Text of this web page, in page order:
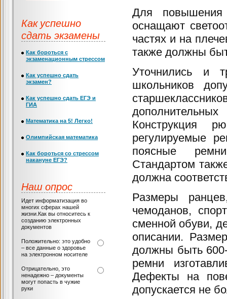
Для
оснащают
частях и на
также должны
Уточнились и
школьников
Конструкция
регулируемые
поясные
Стандартом
должна
Размеры
чемоданов,
сменной обуви,
описании.
должны быть
ремни
Дефекты на
допускается не
Как успешно
сдать экзамены
Как бороться с
экзаменационным стрессом
Как успешно сдать
экзамен?
Как успешно сдать ЕГЭ и
ГИА
Математика на 5! Легко!
Олимпийская математика
Как бороться со стрессом
накануне ЕГЭ?
Наш опрос
Идет информатизация во
многих сферах нашей
жизни.Как вы относитесь к
созданию электронных
документов
Положительно: это удобно
– все данные о здоровье
на электронном носителе
Отрицательно, это
ненадежно – документы
могут попасть в чужие
руки